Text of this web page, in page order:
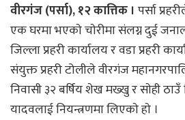
वीरगंज (पर्सा), १२ कात्तिक । पर्सा
एक घरमा भएकाे चाेरीमा संलग्न दुई
जिल्ला प्रहरी कार्यालय र वडा प्रहरी
संयुक्त प्रहरी टोलीले वीरगंज
निवासी ३२ बर्षिय शेख मख्खु र साेही ठाउँ
यादवलाई नियन्त्रणमा लिएकाे हाे ।